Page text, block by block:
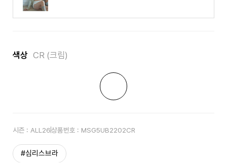
색상 CR (크림)
시즌 : ALL26상품번호 : MSG5UB2202CR
#심리스브라